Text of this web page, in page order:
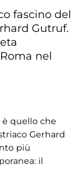
fascino del
Gutruf.
nel
è quello che
Gerhard
più
il